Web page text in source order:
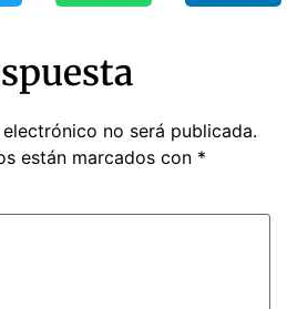
no será publicada.
están marcados con *